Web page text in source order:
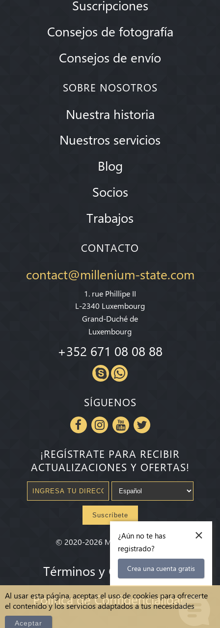
Al usar esta página, aceptas el uso de cookies para ofrecerte
el contenido y los servicios adaptados a tus necesidades
Aceptar
Suscripciones
Consejos de fotografía
Consejos de envío
SOBRE NOSOTROS
Nuestra historia
Nuestros servicios
Blog
Socios
Trabajos
CONTACTO
contact@millenium-state.com
1. rue Phillipe II
L-2340 Luxembourg
Grand-Duché de
Luxembourg
+352 671 08 08 88
SÍGUENOS
¡REGÍSTRATE PARA RECIBIR
ACTUALIZACIONES Y OFERTAS!
Suscríbete
© 2020-2026 Millenium State®
Términos y Condiciones
Política de Confidencialidad
×
¿Aún no te has
registrado?
Crea una cuenta gratis